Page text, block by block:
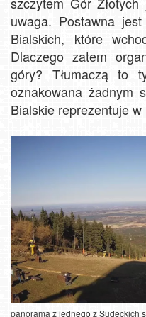
uwaga. Postawna
Bialskich, które
Dlaczego zatem
góry? Tłumaczą to
oznakowana żadnym
Bialskie reprezentuje
panorama z jednego z Sudeckich